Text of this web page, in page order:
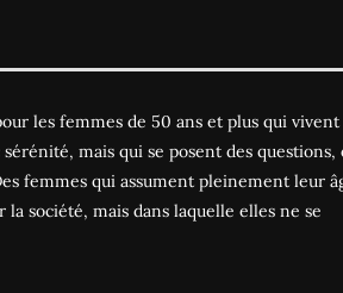
les femmes de 50 ans et plus qui
mais qui se posent des questions,
femmes qui assument pleinement leur
société, mais dans laquelle elles ne se